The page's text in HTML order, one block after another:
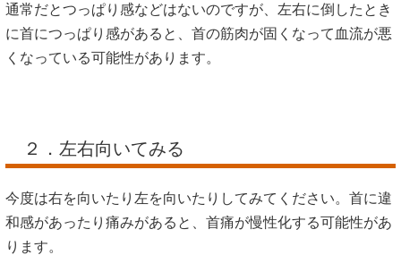
通常だとつっぱり感などはないのですが、左右に倒したとき
に首につっぱり感があると、首の筋肉が固くなって血流が悪
くなっている可能性があります。
２．左右向いてみる
今度は右を向いたり左を向いたりしてみてください。首に違
和感があったり痛みがあると、首痛が慢性化する可能性があ
ります。